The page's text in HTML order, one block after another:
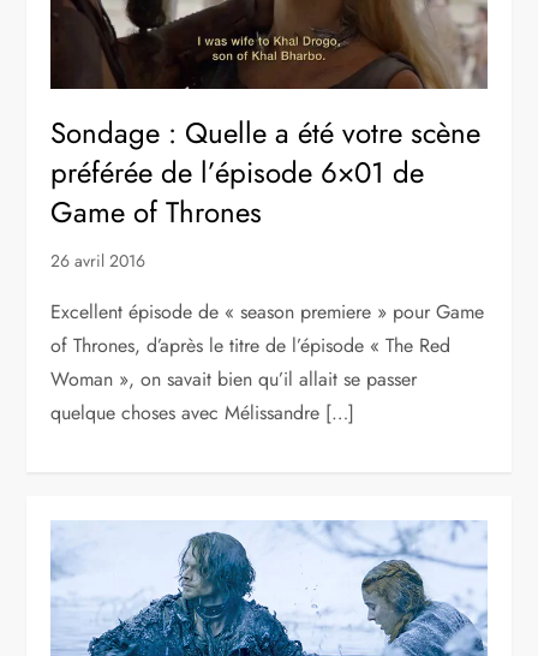
Sondage : Quelle a été votre scène
préférée de l’épisode 6×01 de
Game of Thrones
26 avril 2016
Excellent épisode de « season premiere » pour Game
of Thrones, d’après le titre de l’épisode « The Red
Woman », on savait bien qu’il allait se passer
quelque choses avec Mélissandre […]